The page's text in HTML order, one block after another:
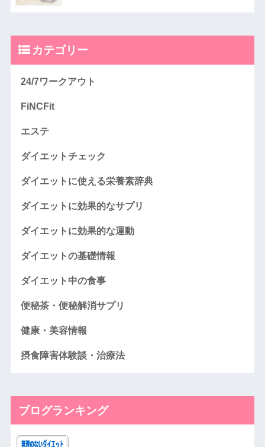
カテゴリー
24/7ワークアウト
FiNCFit
エステ
ダイエットチェック
ダイエットに使える栄養素辞典
ダイエットに効果的なサプリ
ダイエットに効果的な運動
ダイエットの基礎情報
ダイエット中の食事
便秘茶・便秘解消サプリ
健康・美容情報
摂食障害体験談・治療法
ブログランキング